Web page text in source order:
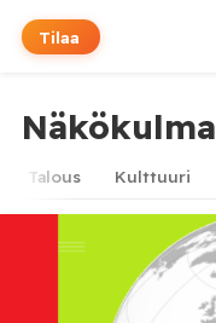
Tilaa
Näkökulma
Talous Kulttuuri